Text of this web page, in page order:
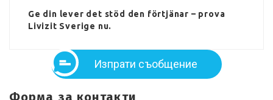
Ge din lever det stöd den förtjänar – prova
Livizit Sverige nu.
Изпрати съобщение
Форма за контакти